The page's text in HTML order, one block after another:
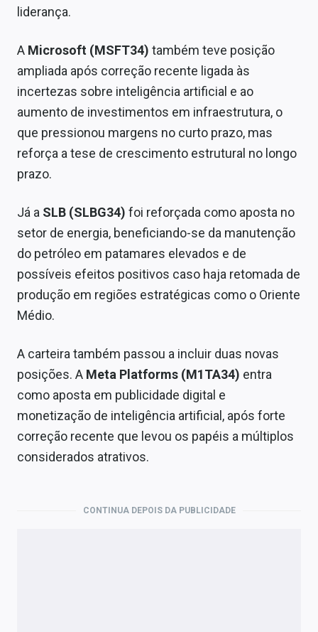
liderança.
A Microsoft (MSFT34) também teve posição
ampliada após correção recente ligada às
incertezas sobre inteligência artificial e ao
aumento de investimentos em infraestrutura, o
que pressionou margens no curto prazo, mas
reforça a tese de crescimento estrutural no longo
prazo.
Já a SLB (SLBG34) foi reforçada como aposta no
setor de energia, beneficiando-se da manutenção
do petróleo em patamares elevados e de
possíveis efeitos positivos caso haja retomada de
produção em regiões estratégicas como o Oriente
Médio.
A carteira também passou a incluir duas novas
posições. A Meta Platforms (M1TA34) entra
como aposta em publicidade digital e
monetização de inteligência artificial, após forte
correção recente que levou os papéis a múltiplos
considerados atrativos.
CONTINUA DEPOIS DA PUBLICIDADE